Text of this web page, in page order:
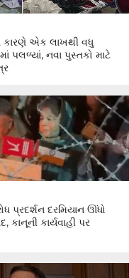
કારણે એક લાખથી વધુ
પલળ્યાં, નવા પુસ્તકો માટે
પ્રદર્શન દરમિયાન ઊંધો
કાનૂની કાર્યવાહી પર